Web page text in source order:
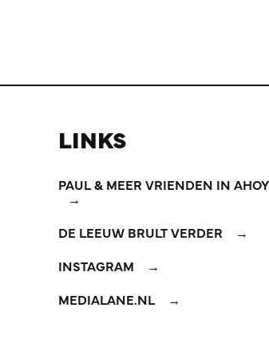
LINKS
PAUL & MEER VRIENDEN IN AHOY
DE LEEUW BRULT VERDER
INSTAGRAM
MEDIALANE.NL